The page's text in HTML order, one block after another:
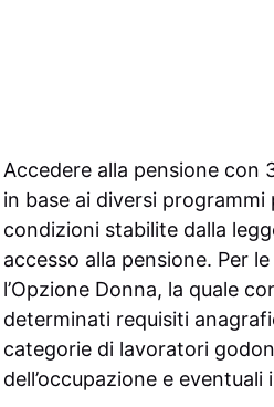
Accedere alla pensione con
in base ai diversi
condizioni stabilite dalla
accesso alla pensione. Per
l’Opzione Donna, la quale
determinati requisiti
categorie di lavoratori
dell’occupazione e